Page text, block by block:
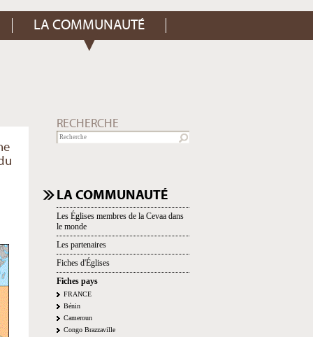
LA COMMUNAUTÉ
RECHERCHE
NAVIGATION
LA COMMUNAUTÉ
Les Églises membres de la Cevaa dans
le monde
Les partenaires
Fiches d'Églises
Fiches pays
FRANCE
Bénin
Cameroun
Congo Brazzaville